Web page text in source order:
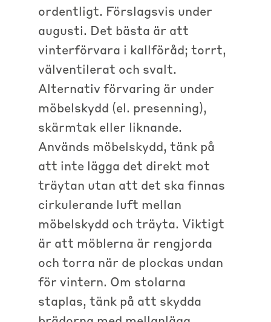
ordentligt. Förslagsvis under
augusti. Det bästa är att
vinterförvara i kallföråd; torrt,
välventilerat och svalt.
Alternativ förvaring är under
möbelskydd (el. presenning),
skärmtak eller liknande.
Används möbelskydd, tänk på
att inte lägga det direkt mot
träytan utan att det ska finnas
cirkulerande luft mellan
möbelskydd och träyta. Viktigt
är att möblerna är rengjorda
och torra när de plockas undan
för vintern. Om stolarna
staplas, tänk på att skydda